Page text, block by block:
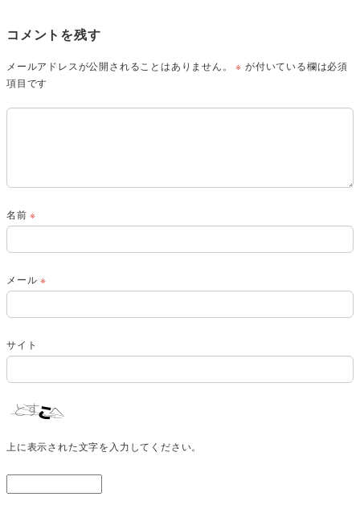
コメントを残す
メールアドレスが公開されることはありません。 ※ が付いている欄は必須
項目です
名前※
メール※
サイト
上に表示された文字を入力してください。